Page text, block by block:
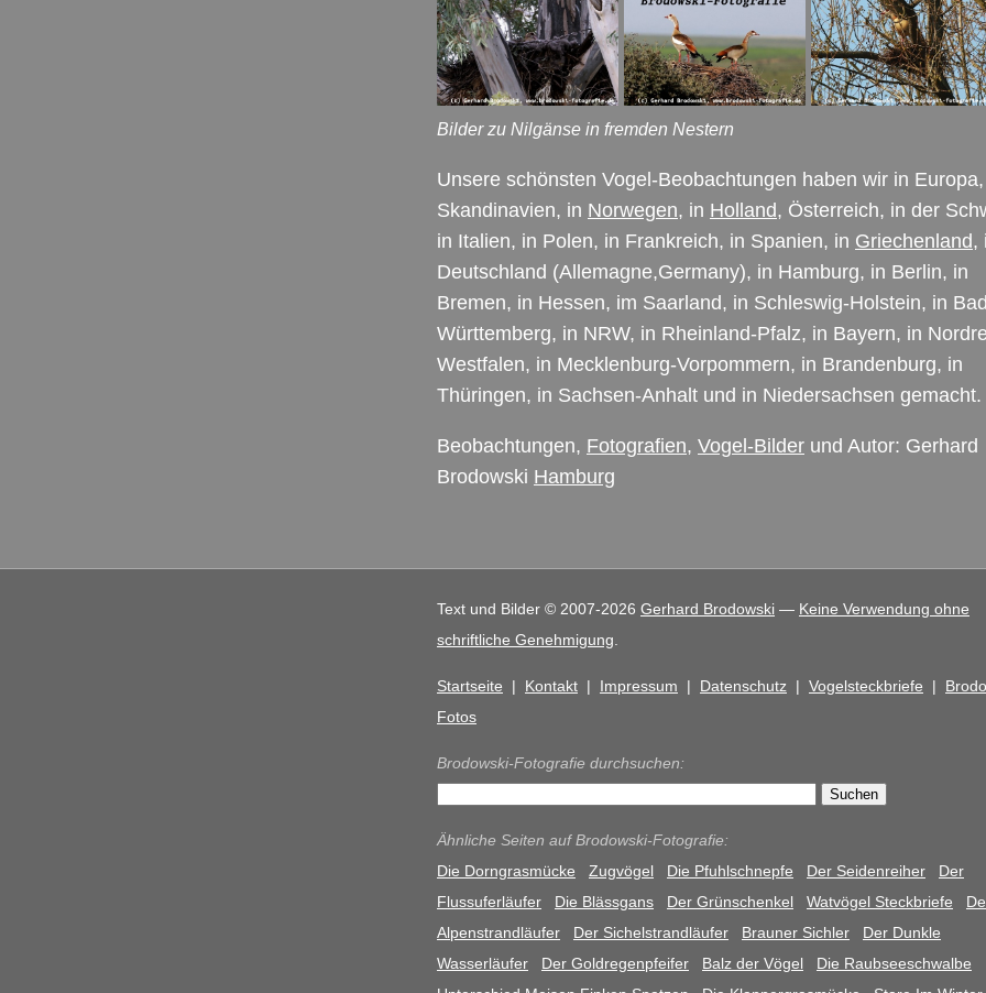
Bilder zu Nilgänse in fremden Nestern
Unsere schönsten Vogel-Beobachtungen haben wir in
Skandinavien, in Norwegen, in Holland, Österreich, in der
in Italien, in Polen, in Frankreich, in Spanien, in Griechenland,
Deutschland (Allemagne,Germany), in Hamburg, in Berlin, in
Bremen, in Hessen, im Saarland, in Schleswig-Holstein, in
Württemberg, in NRW, in Rheinland-Pfalz, in Bayern, in
Westfalen, in Mecklenburg-Vorpommern, in Brandenburg, in
Thüringen, in Sachsen-Anhalt und in Niedersachsen gemacht.
Beobachtungen, Fotografien, Vogel-Bilder und Autor: Gerhard
Brodowski Hamburg
Text und Bilder © 2007-2026 Gerhard Brodowski — Keine Verwendung ohne
schriftliche Genehmigung
Startseite | Kontakt | Impressum | Datenschutz | Vogelsteckbriefe |
Fotos
Brodowski-Fotografie durchsuchen:
Ähnliche Seiten auf Brodowski-Fotografie:
Die Dorngrasmücke
Zugvögel Die Pfuhlschnepfe Der Seidenreiher
Der
Flussuferläufer
Die Blässgans Der Grünschenkel Watvögel Steckbriefe
Alpenstrandläufer
Der Sichelstrandläufer Brauner Sichler
Der Dunkle
Wasserläufer
Der Goldregenpfeifer Balz der Vögel
Die Raubseeschwalbe